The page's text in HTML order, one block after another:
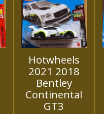
Hotwheels
2021 2018
Bentley
Continental
GT3